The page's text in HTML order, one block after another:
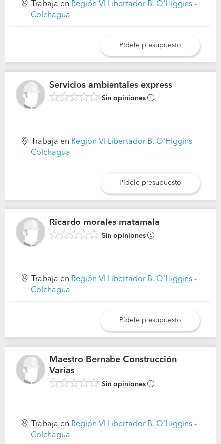
Trabaja en Región VI Libertador B. O'Higgins -
Colchagua
Pídele presupuesto
Servicios ambientales express
Sin opiniones
Trabaja en Región VI Libertador B. O'Higgins -
Colchagua
Pídele presupuesto
Ricardo morales matamala
Sin opiniones
Trabaja en Región VI Libertador B. O'Higgins -
Colchagua
Pídele presupuesto
Maestro Bernabe Construcción
Varias
Sin opiniones
Trabaja en Región VI Libertador B. O'Higgins -
Colchagua